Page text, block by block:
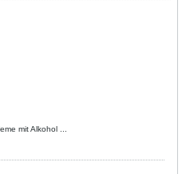
mit Alkohol ...